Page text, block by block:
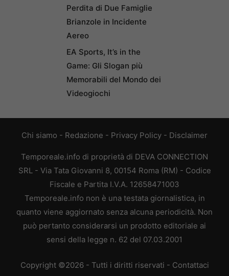
Perdita di Due Famiglie
Brianzole in Incidente
Aereo
EA Sports, It’s in the
Game: Gli Slogan più
Memorabili del Mondo dei
Videogiochi
Chi siamo - Redazione - Privacy Policy - Disclaimer
Temporeale.info di proprietà di DEVA CONNECTION
SRL - Via Tata Giovanni 8, 00154 Roma (RM) - Codice
Fiscale e Partita I.V.A. 12658471003
Temporeale.info non è una testata giornalistica, in
quanto viene aggiornato senza alcuna periodicità. Non
può pertanto considerarsi un prodotto editoriale ai
sensi della legge n. 62 del 07.03.2001
Copyright ©2026 - Tutti i diritti riservati - Contattaci